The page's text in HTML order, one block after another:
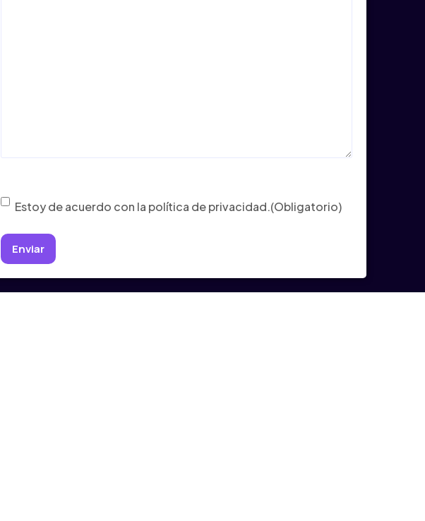
Consentimiento (Obligatorio)
Estoy de acuerdo con la política de privacidad.(Obligatorio)